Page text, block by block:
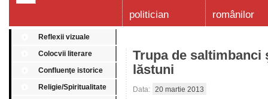
politician
românilor
Reflexii vizuale
Colocvii literare
Confluenţe istorice
Religie/Spiritualitate
Trupa de saltimbanci
lăstuni
Data: 20 martie 2013